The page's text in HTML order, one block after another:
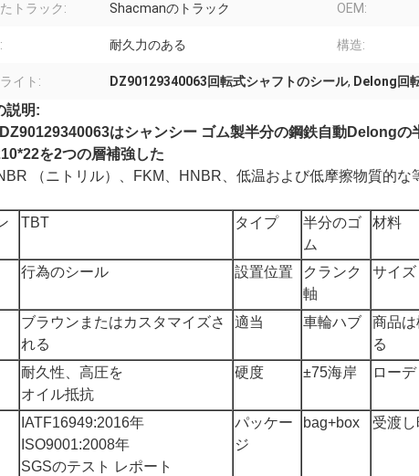
トラック: Shacmanのトラック OEM:
耐久力のある 構造:
イト: DZ90129340063回転式シャフトのシール, Delong回
説明:
はシャンシー ゴム製半分の鋼鉄自動Delongの
を2つの層補強した
（ニトリル）、FKM、HNBR、低温および低摩擦物質的な
TBT タイプ
半分のゴ
ム
材料
行為のシール 設置位置
クランク
軸
サイズ
ブラウンまたはカスタマイズさ
れる
適当 車輪ハブ
商品
る
耐久性、高圧を
オイル抵抗
硬度 ±75海岸 ロー
IATF16949:2016年
ISO9001:2008年
SGSのテスト レポート
パッケー
ジ
bag+box 受渡し